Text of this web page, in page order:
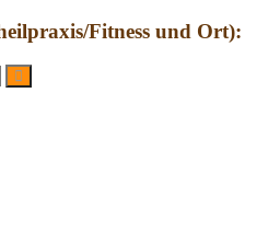
Fitness und Ort):
Suchen